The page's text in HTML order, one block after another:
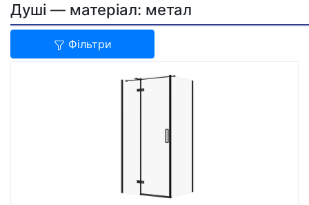
Душі — матеріал: метал
Фільтри